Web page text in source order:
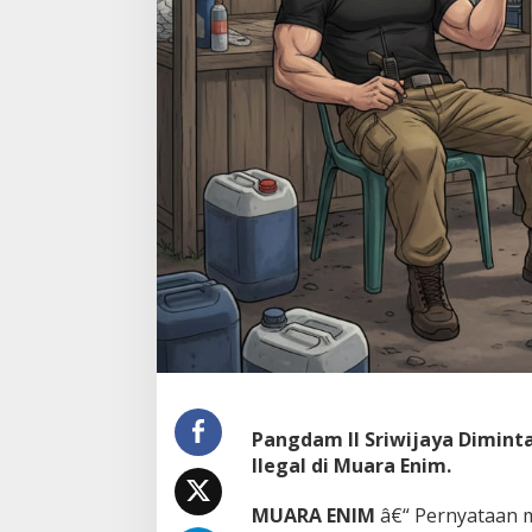
a
n
,
P
o
l
s
e
k
G
e
l
u
m
b
a
n
g
e
w
a
a
Pangdam II Sriwijaya Diminta
Ilegal di Muara Enim.
MUARA ENIM â€“ Pernyataan